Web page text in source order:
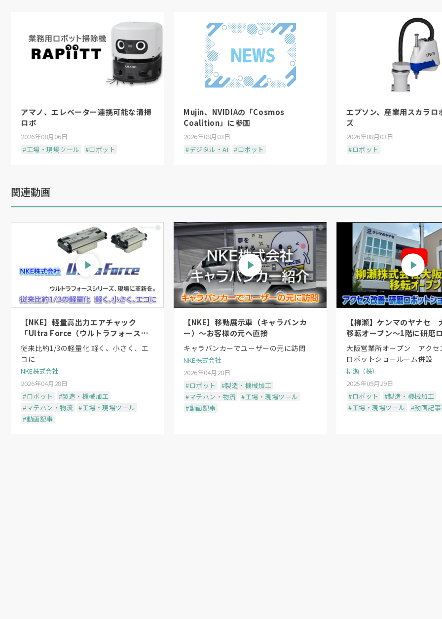
アマノ、エレベーター連携可能な清掃
ロボ
2026年08月06日
#工場・現場ツール
#ロボット
Mujin、NVIDIAの「Cosmos
Coalition」に参画
2026年08月03日
#デジタル・AI
#ロボット
エプソン、産業用スカラロ
ズ
2026年08月03日
#ロボット
関連動画
【NKE】軽量高出力エアチャック
「Ultra Force（ウルトラフォース）
シリーズ」〜日本初のシーケンスシリ
ンダ機構
従来比約1/3の軽量化 軽く、小さく、エ
コに
NKE株式会社
2026年04月28日
#ロボット
#製造・機械加工
#マテハン・物流
#工場・現場ツール
#動画記事
【NKE】移動展示車（キャラバンカ
ー）〜お客様の元へ直接
キャラバンカーでユーザーの元に訪問
NKE株式会社
2026年04月28日
#ロボット
#製造・機械加工
#マテハン・物流
#工場・現場ツール
#動画記事
【柳瀬】ケンマのヤナセ
移転オープン〜1階に研磨
ョールーム
大阪営業所オープン アクセ
ロボットショールーム併設
柳瀬（株）
2025年09月29日
#ロボット
#製造・機械加工
#工場・現場ツール
#動画記事